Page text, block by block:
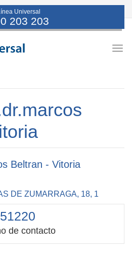
Universal
203 203
Beltran - Vitoria
DE ZUMARRAGA, 18, 1
de contacto